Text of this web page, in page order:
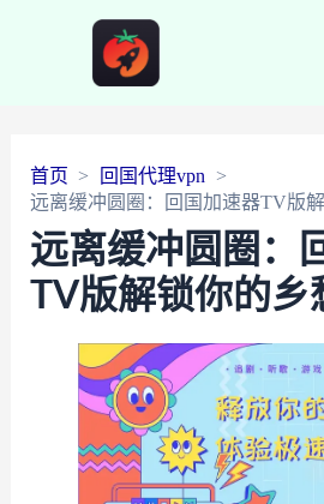
首页
回国代理vpn
远离缓冲圆圈：回国加速器TV版
远离缓冲圆圈：
TV版解锁你的乡